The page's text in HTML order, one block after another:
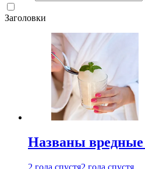
Заголовки
Названы вредные
2 года спустя2 года спустя